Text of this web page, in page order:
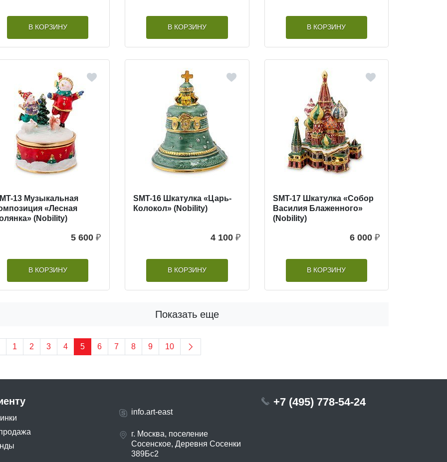
В КОРЗИНУ В КОРЗИНУ В КОРЗИНУ
13 Музыкальная
«Лесная
(Nobility)
5 600 ₽
В КОРЗИНУ
SMT-16 Шкатулка «Царь-
Колокол» (Nobility)
4 100 ₽
В КОРЗИНУ
SMT-17 Шкатулка «Собор
Василия Блаженного»
(Nobility)
6 000 ₽
В КОРЗИНУ
Показать еще
1 2 3 4 5 6 7 8 9 10
info.art-east
г. Москва, поселение
Сосенское, Деревня Сосенки
389Бс2
+7 (495) 778-54-24